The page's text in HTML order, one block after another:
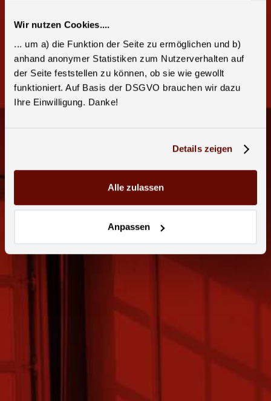
Wir nutzen Cookies....
... um a) die Funktion der Seite zu ermöglichen und b)
anhand anonymer Statistiken zum Nutzerverhalten auf
der Seite feststellen zu können, ob sie wie gewollt
funktioniert. Auf Basis der DSGVO brauchen wir dazu
Ihre Einwilligung. Danke!
Details zeigen
Alle zulassen
Anpassen
Facebook
E-Mail